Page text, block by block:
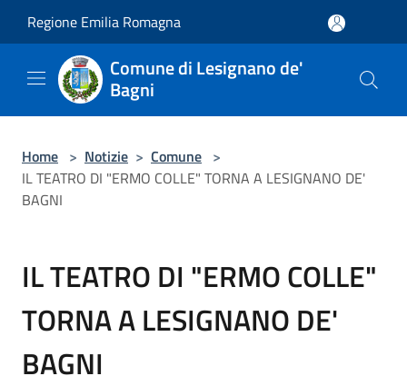
Regione Emilia Romagna
Comune di Lesignano de'
Bagni
Home > Notizie > Comune >
IL TEATRO DI "ERMO COLLE" TORNA A LESIGNANO DE'
BAGNI
IL TEATRO DI "ERMO COLLE"
TORNA A LESIGNANO DE'
BAGNI